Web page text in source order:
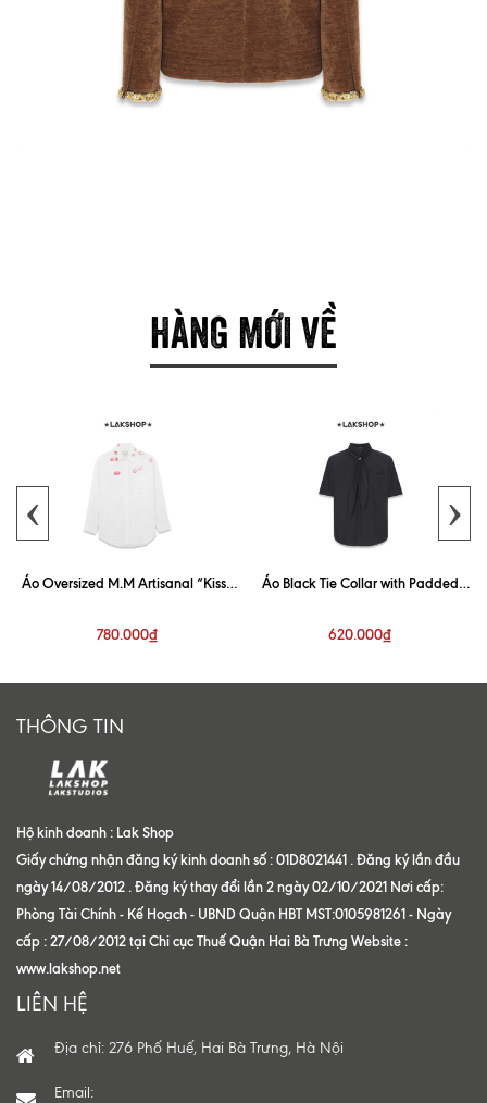
HÀNG MỚI VỀ
Áo Oversized M.M Artisanal “Kiss”
780.000₫
Áo Black Tie Collar with Padded
620.000₫
‹ ›
THÔNG TIN
Hộ kinh doanh : Lak Shop
Giấy chứng nhận đăng ký kinh doanh số : 01D8021441 . Đăng ký lần đầu
ngày 14/08/2012 . Đăng ký thay đổi lần 2 ngày 02/10/2021 Nơi cấp:
Phòng Tài Chính - Kế Hoạch - UBND Quận HBT MST:0105981261 - Ngày
cấp : 27/08/2012 tại Chi cục Thuế Quận Hai Bà Trưng Website :
www.lakshop.net
LIÊN HỆ
Địa chỉ: 276 Phố Huế, Hai Bà Trưng, Hà Nội
Email: